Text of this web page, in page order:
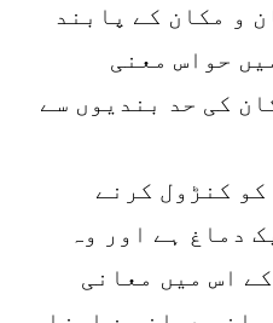
و مکان کے پابند
حواس معنی
کی حد بندیوں سے
کنڑول کرنے
دماغ ہے اور وہ
اس میں معانی